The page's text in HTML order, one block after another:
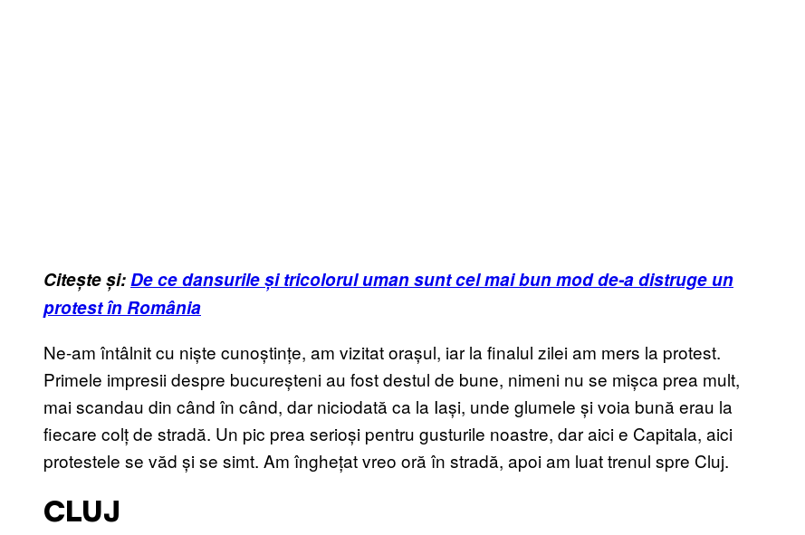
Citește și:De ce dansurile și tricolorul uman sunt cel mai bun mod de-a distruge un
protest în România
Ne-am întâlnit cu niște cunoștințe, am vizitat orașul, iar la finalul zilei am mers la protest.
Primele impresii despre bucureșteni au fost destul de bune, nimeni nu se mișca prea mult,
mai scandau din când în când, dar niciodată ca la Iași, unde glumele și voia bună erau la
fiecare colț de stradă. Un pic prea serioși pentru gusturile noastre, dar aici e Capitala, aici
protestele se văd și se simt. Am înghețat vreo oră în stradă, apoi am luat trenul spre Cluj.
CLUJ